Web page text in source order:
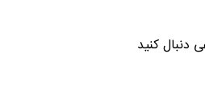
دنبال کنید